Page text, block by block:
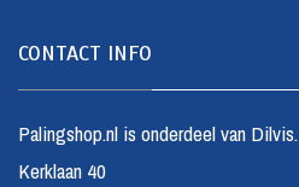
CONTACT INFO
Palingshop.nl is onderdeel van Dilvis.
Kerklaan 40